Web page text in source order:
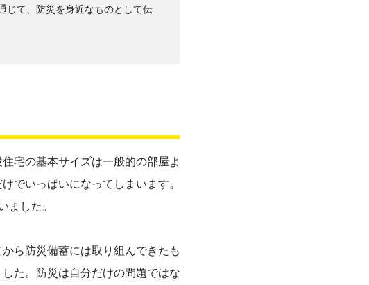
じて、防災を身近なものとして伝
宅の基本サイズは一般的の部屋よ
でいっぱいになってしまいます。
した。
ら防災備蓄には取り組んできたも
た。防災は自分だけの問題ではな